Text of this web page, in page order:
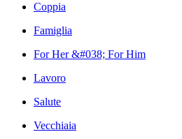
Coppia
Famiglia
For Her &#038; For Him
Lavoro
Salute
Vecchiaia